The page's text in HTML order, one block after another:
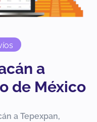
a
de México
a Tepexpan,